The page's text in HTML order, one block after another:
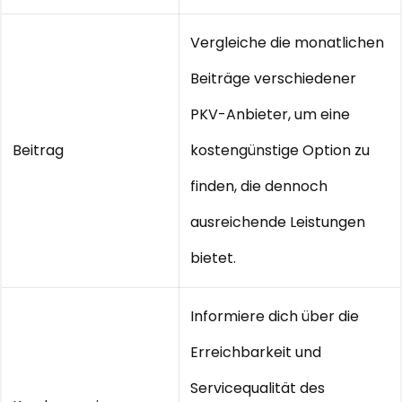
Beitrag
Vergleiche die monatlichen
Beiträge verschiedener
PKV-Anbieter, um eine
kostengünstige Option zu
finden, die dennoch
ausreichende Leistungen
bietet.
Informiere dich über die
Erreichbarkeit und
Servicequalität des